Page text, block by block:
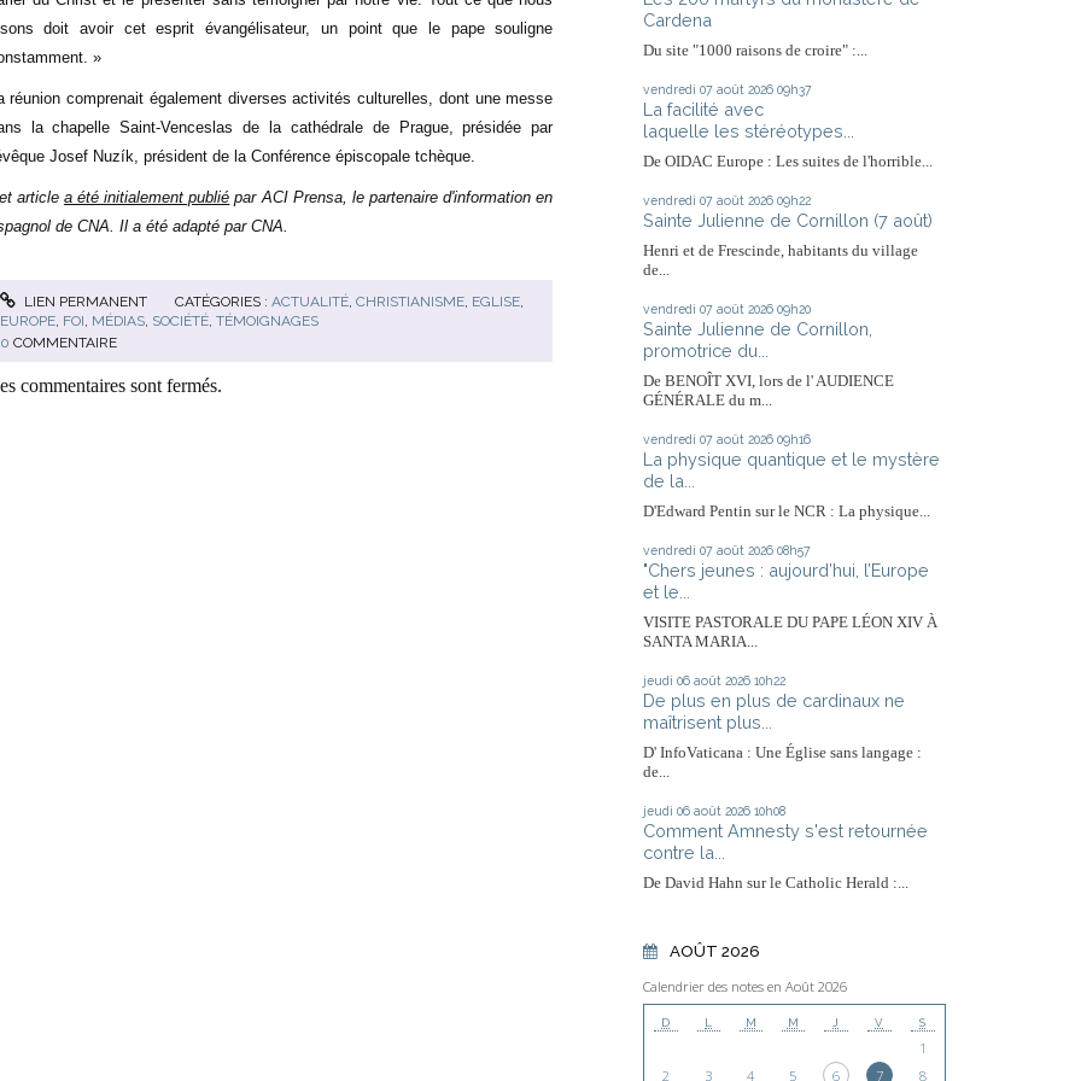
doit avoir cet esprit évangélisateur, un point que le pape souligne
»
réunion comprenait également diverses activités culturelles, dont une messe
la chapelle Saint-Venceslas de la cathédrale de Prague, présidée par
Josef Nuzík, président de la Conférence épiscopale tchèque.
article a été initialement publié par ACI Prensa, le partenaire d'information en
de CNA. Il a été adapté par CNA.
LIEN PERMANENT CATÉGORIES :ACTUALITÉ ,CHRISTIANISME EGLISE
EUROPE, FOI MÉDIAS, SOCIÉTÉ, TÉMOIGNAGES
0 COMMENTAIRE
commentaires sont fermés.
Cardena
Du site "1000 raisons de croire" :...
vendredi 07 août 2026 09h37
La facilité avec
laquelle les stéréotypes...
De OIDAC Europe : Les suites de l'horrible...
vendredi 07 août 2026 09h22
Sainte Julienne de Cornillon (7 août)
Henri et de Frescinde, habitants du village
de...
vendredi 07 août 2026 09h20
Sainte Julienne de Cornillon,
promotrice du...
De BENOÎT XVI, lors de l' AUDIENCE
GÉNÉRALE du m...
vendredi 07 août 2026 09h16
La physique quantique et le mystère
de la...
D'Edward Pentin sur le NCR : La physique...
vendredi 07 août 2026 08h57
"Chers jeunes : aujourd’hui, l’Europe
et le...
VISITE PASTORALE DU PAPE LÉON XIV À
SANTA MARIA...
jeudi 06 août 2026 10h22
De plus en plus de cardinaux ne
maîtrisent plus...
D' InfoVaticana : Une Église sans langage :
de...
jeudi 06 août 2026 10h08
Comment Amnesty s'est retournée
contre la...
De David Hahn sur le Catholic Herald :...
AOÛT 2026
Calendrier des notes en Août 2026
D L M M J V S
1
2
3 4 5 6 7 8